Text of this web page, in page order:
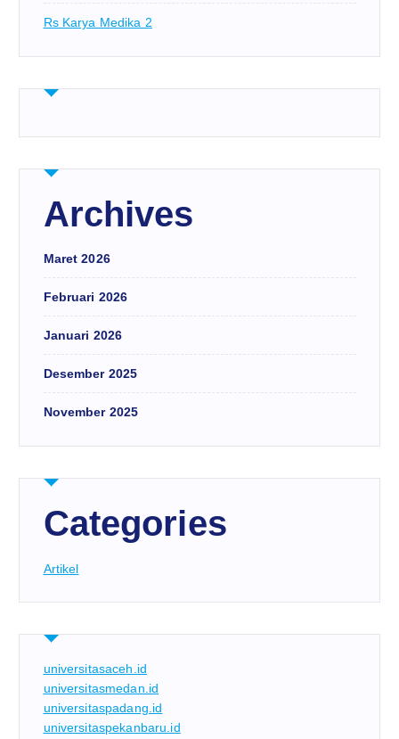
Rs Karya Medika 2
Archives
Maret 2026
Februari 2026
Januari 2026
Desember 2025
November 2025
Categories
Artikel
universitasaceh.id
universitasmedan.id
universitaspadang.id
universitaspekanbaru.id